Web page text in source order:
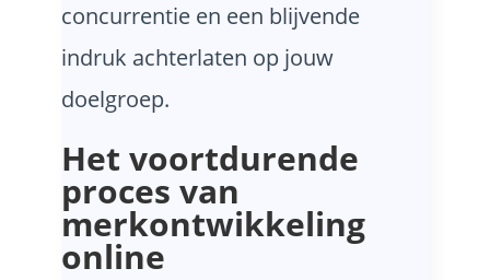
concurrentie en een blijvende
indruk achterlaten op jouw
doelgroep.
Het voortdurende
proces van
merkontwikkeling
online